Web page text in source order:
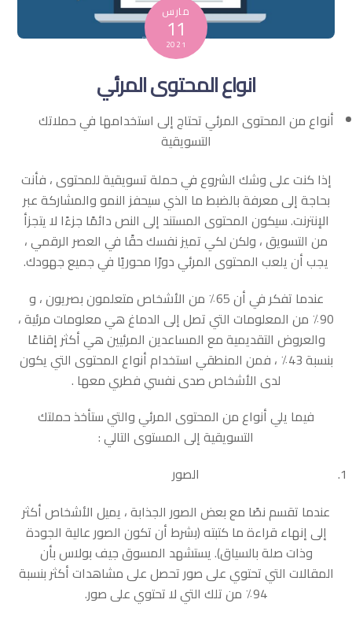
مارس
11
2021
انواع المحتوى المرئي
أنواع من المحتوى المرئي تحتاج إلى استخدامها في حملاتك
التسويقية
إذا كنت على وشك الشروع في حملة تسويقية للمحتوى ، فأنت
بحاجة إلى معرفة بالضبط ما الذي سيحفز النمو والمشاركة عبر
الإنترنت. سيكون المحتوى المستند إلى النص دائمًا جزءًا لا يتجزأ
من التسويق ، ولكن لكي تميز نفسك حقًا في العصر الرقمي ،
يجب أن يلعب المحتوى المرئي دورًا محوريًا في جميع جهودك.
عندما تفكر في أن 65٪ من الأشخاص متعلمون بصريون ، و
90٪ من المعلومات التي تصل إلى الدماغ هي معلومات مرئية ،
والعروض التقديمية مع المساعدين المرئيين هي أكثر إقناعًا
بنسبة 43٪ ، فمن المنطقي استخدام أنواع المحتوى التي يكون
لدى الأشخاص صدى نفسي فطري معها .
فيما يلي أنواع من المحتوى المرئي والتي ستأخذ حملتك
التسويقية إلى المستوى التالي :
الصور
عندما تقسم نصًا مع بعض الصور الجذابة ، يميل الأشخاص أكثر
إلى إنهاء قراءة ما كتبته (بشرط أن تكون الصور عالية الجودة
وذات صلة بالسياق). يستشهد المسوق جيف بولاس بأن
المقالات التي تحتوي على صور تحصل على مشاهدات أكثر بنسبة
94٪ من تلك التي لا تحتوي على صور.